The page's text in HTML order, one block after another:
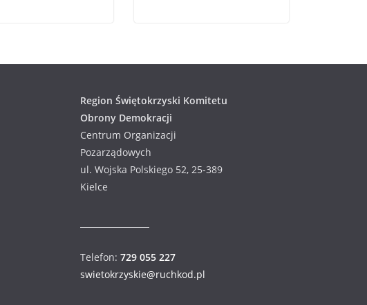
Region Świętokrzyski Komitetu
Obrony Demokracji
Centrum Organizacji
Pozarządowych
ul. Wojska Polskiego 52, 25-389
Kielce
Telefon:729 055 227
swietokrzyskie@ruchkod.pl